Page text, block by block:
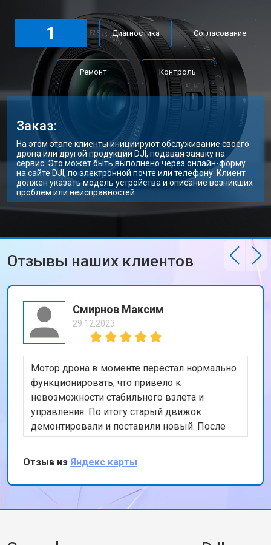
1 Диагностика Согласование
Ремонт Контроль
Заказ:
На этом этапе клиенты инициируют обслуживание своего
дрона или другой продукции DJI, подавая заявку на
сервис. Это может быть выполнено через онлайн-форму
на сайте DJI, по электронной почте или телефону. Клиент
должен указать модель устройства и описание возникших
проблем или неисправностей.
Отзывы наших клиентов
Смирнов Максим
29.12.2023
Мотор дрона в моменте перестал нормально
функционировать, что привело к
невозможности стабильного взлета и
управления. По итогу старый движок
демонтировали и поставили новый. После
тестового полета, подписал бумаги и принял
коптер, сервисом остался доволен
Отзыв из Яндекс карты